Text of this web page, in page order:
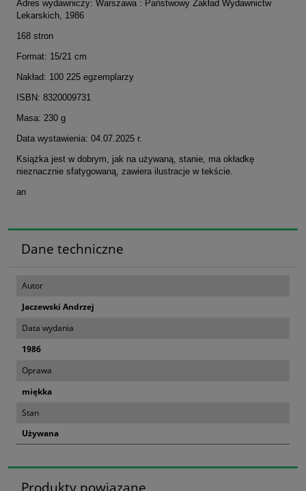
Adres wydawniczy: Warszawa : Państwowy Zakład Wydawnictw
Lekarskich, 1986
168 stron
Format: 15/21 cm
Nakład: 100 225 egzemplarzy
ISBN: 8320009731
Masa: 230 g
Data wystawienia: 04.07.2025 r.
Książka jest w dobrym, jak na używaną, stanie, ma okładkę
nieznacznie sfatygowaną, zawiera ilustracje w tekście.
an
Dane techniczne
Autor
Jaczewski Andrzej
Data wydania
1986
Oprawa
miękka
Stan
Używana
Produkty powiązane